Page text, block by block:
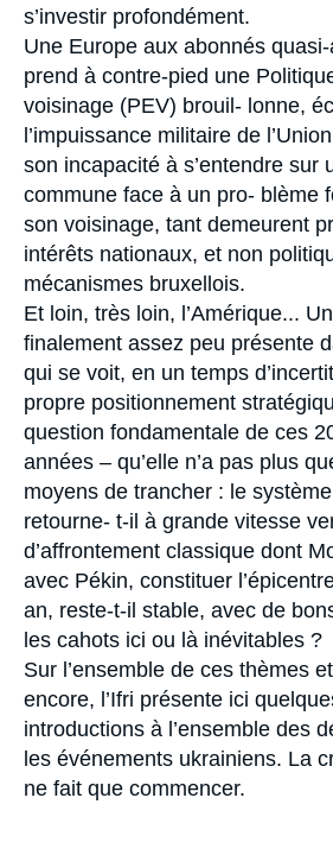
s’investir profondément.
Une Europe aux abonnés
prend à contre-pied une
voisinage (PEV) brouil- lonne,
l’impuissance militaire de
son incapacité à s’entendre sur
commune face à un pro- blème
son voisinage, tant demeurent
intérêts nationaux, et non
mécanismes bruxellois.
Et loin, très loin, l’Amérique...
finalement assez peu présente
qui se voit, en un temps
propre positionnement
question fondamentale de ces
années – qu’elle n’a pas plus
moyens de trancher : le
retourne- t-il à grande vitesse
d’affrontement classique dont
avec Pékin, constituer
an, reste-t-il stable, avec de
les cahots ici ou là inévitables ?
Sur l’ensemble de ces thèmes
encore, l’Ifri présente ici
introductions à l’ensemble des
les événements ukrainiens. La
ne fait que commencer.​